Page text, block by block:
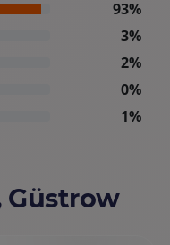
93%
3%
2%
0%
1%